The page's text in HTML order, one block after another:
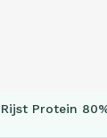
Rijst Protein